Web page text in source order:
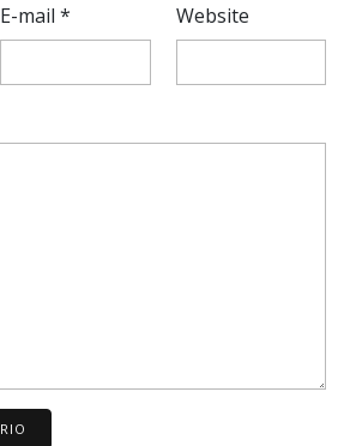
E-mail* Website